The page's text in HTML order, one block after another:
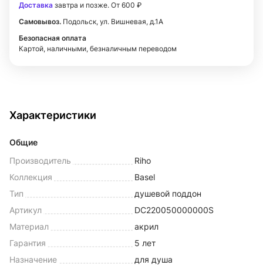
Доставка завтра и позже. От 600 ₽
Самовывоз. Подольск, ул. Вишневая, д.1А
Безопасная оплата
Картой, наличными, безналичным переводом
Характеристики
Общие
Производитель
Riho
Коллекция
Basel
Тип
душевой поддон
Артикул
DC220050000000S
Материал
акрил
Гарантия
5 лет
Назначение
для душа